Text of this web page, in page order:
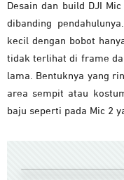
Desain dan build DJI
dibanding
kecil dengan bobot
tidak terlihat di frame
lama. Bentuknya yang
area sempit atau
baju seperti pada Mic 2